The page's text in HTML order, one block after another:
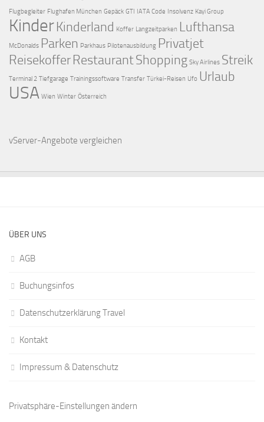
Flugbegleiter Flughafen München Gepäck GTI IATA Code Insolvenz Kayi Group
KinderKinderland Koffer Langzeitparken Lufthansa
McDonalds Parken Parkhaus Pilotenausbildung Privatjet
ReisekofferRestaurantShopping Sky Airlines Streik
Terminal 2 Tiefgarage Trainingssoftware Transfer Türkei-Reisen Ufo Urlaub
USA Wien Winter Österreich
vServer-Angebote vergleichen
ÜBER UNS
AGB
Buchungsinfos
Datenschutzerklärung Travel
Kontakt
Impressum & Datenschutz
Privatsphäre-Einstellungen ändern